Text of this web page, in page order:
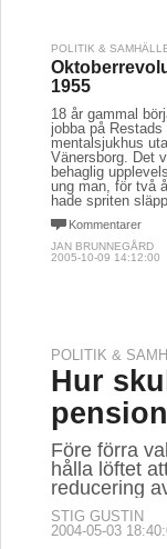
POLITIK &
1955
18 år gammal
jobba på Restads
mentalsjukhus
Vänersborg. Det
behaglig
ung man, för två
hade spriten
Kommentarer
JAN BRUNNEGÅRD
2005-10-09 14:12:00
POLITIK &
Hur
Före förra
hålla löftet
reducering
STIG GUSTIN
2004-05-03